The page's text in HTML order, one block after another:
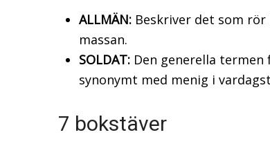
ALLMÄN: Beskriver det som
massan.
SOLDAT: Den generella
synonymt med menig i
7 bokstäver